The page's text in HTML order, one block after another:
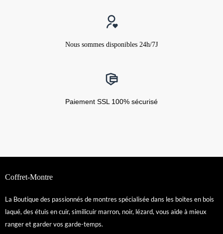
Nous sommes disponibles 24h/7J
Paiement SSL 100% sécurisé
Coffret-Montre
La Boutique des passionnés de montres spécialisée dans les boites en bois
laqué, des étuis en cuir, similicuir marron, noir, lézard, vous aide à mieux
ranger et garder vos garde-temps.